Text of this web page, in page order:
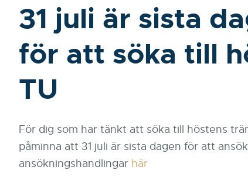
31 juli är sista
för att söka till
TU
För dig som har tänkt att söka till höstens
påminna att 31 juli är sista dagen för att
ansökningshandlingar här